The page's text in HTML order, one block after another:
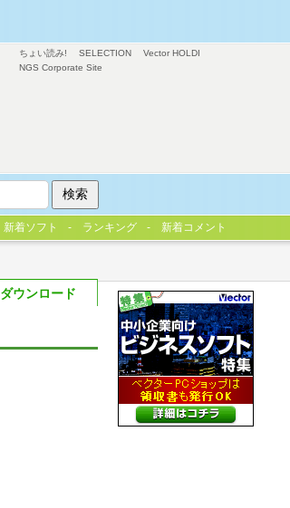
ダウンロード
ちょい読み! SELECTION
Vector HOLDI
NGS Corporate Site
新着ソフト ランキング 新着コメント